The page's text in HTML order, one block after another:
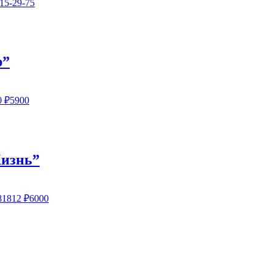
29-75
₽5900
₽6000